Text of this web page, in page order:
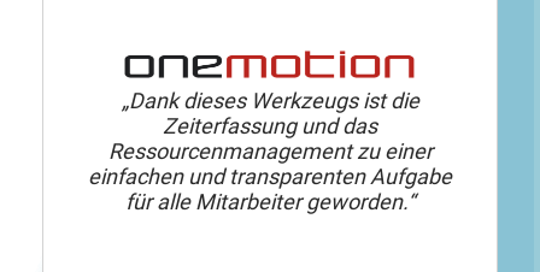
„Dank dieses Werkzeugs ist die
Zeiterfassung und das
Ressourcenmanagement zu einer
einfachen und transparenten Aufgabe
für alle Mitarbeiter geworden.“